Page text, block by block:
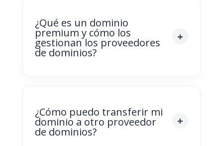
¿Qué es un dominio
premium y cómo los
gestionan los proveedores
de dominios?
¿Cómo puedo transferir mi
dominio a otro proveedor
de dominios?